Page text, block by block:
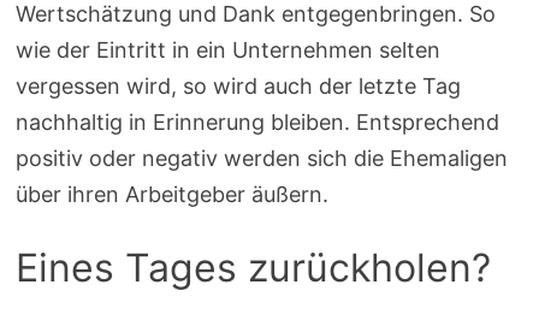
Wertschätzung und Dank entgegenbringen. So
wie der Eintritt in ein Unternehmen selten
vergessen wird, so wird auch der letzte Tag
nachhaltig in Erinnerung bleiben. Entsprechend
positiv oder negativ werden sich die Ehemaligen
über ihren Arbeitgeber äußern.
Eines Tages zurückholen?